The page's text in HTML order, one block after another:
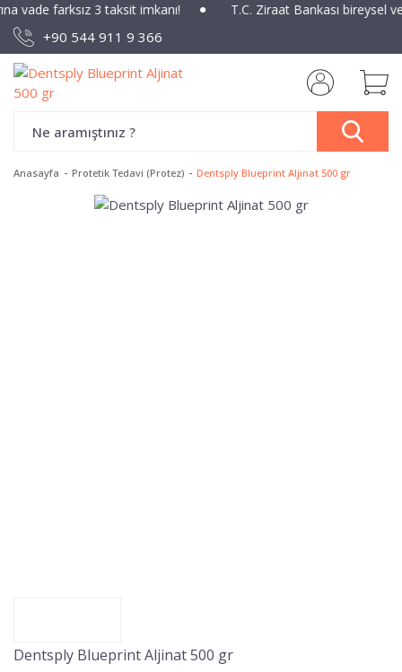
vade farksız 3 taksit imkanı! T.C. Ziraat Bankası bireysel
+90 544 911 9 366
Anasayfa Protetik Tedavi (Protez) Dentsply Blueprint Aljinat 500 gr
Dentsply Blueprint Aljinat 500 gr